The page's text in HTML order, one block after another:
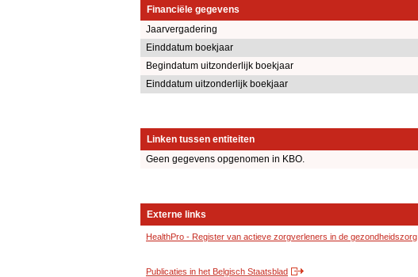
Financiële gegevens
Jaarvergadering
Einddatum boekjaar
Begindatum uitzonderlijk boekjaar
Einddatum uitzonderlijk boekjaar
Linken tussen entiteiten
Geen gegevens opgenomen in KBO.
Externe links
HealthPro - Register van actieve zorgverleners in de gezondheidszorg
Publicaties in het Belgisch Staatsblad